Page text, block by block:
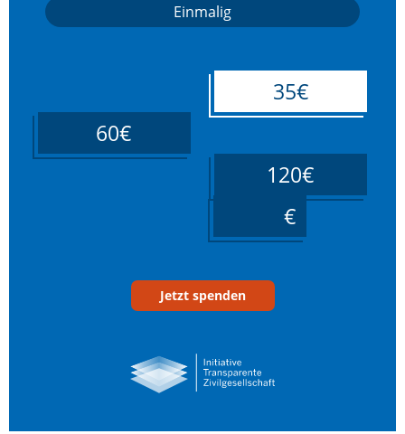
Einmalig
35€
60€
120€
Jetzt spenden